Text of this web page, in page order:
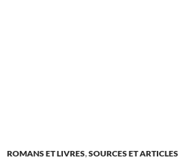
ROMANS ET LIVRES,SOURCES ET ARTICLES